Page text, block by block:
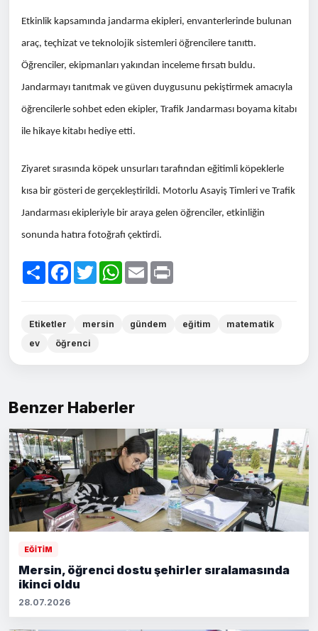
Etkinlik kapsamında jandarma ekipleri, envanterlerinde bulunan
araç, teçhizat ve teknolojik sistemleri öğrencilere tanıttı.
Öğrenciler, ekipmanları yakından inceleme fırsatı buldu.
Jandarmayı tanıtmak ve güven duygusunu pekiştirmek amacıyla
öğrencilerle sohbet eden ekipler, Trafik Jandarması boyama kitabı
ile hikaye kitabı hediye etti.
Ziyaret sırasında köpek unsurları tarafından eğitimli köpeklerle
kısa bir gösteri de gerçekleştirildi. Motorlu Asayiş Timleri ve Trafik
Jandarması ekipleriyle bir araya gelen öğrenciler, etkinliğin
sonunda hatıra fotoğrafı çektirdi.
PaylaşFacebook
TwitterWhatsApp
Email
Etiketler mersin gündem eğitim
matematik
ev
öğrenci
Benzer Haberler
EĞİTİM
Mersin, öğrenci dostu şehirler sıralamasında
ikinci oldu
28.07.2026